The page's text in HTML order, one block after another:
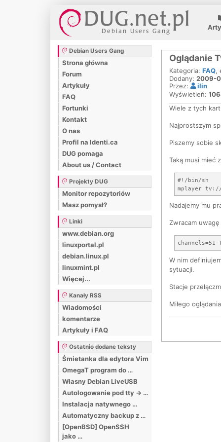
Debian Users Gang
Strona główna
Forum
Artykuły
FAQ
Fortunki
Kontakt
O nas
Profil na Identi.ca
DUG pomaga
About us / Contact
Projekty DUG
Monitor repozytoriów
Masz pomysł?
Linki
www.debian.org
linuxportal.pl
debian.linux.pl
linuxmint.pl
Więcej...
Kanały RSS
Wiadomości
komentarze
Artykuły i FAQ
Ostatnio dodane teksty
Śmietanka dla edytora Vim
OmegaT program do …
Własny Debian LiveUSB
Autologowanie pod tty -> …
Instalacja natywnego …
Automatyczny backup z …
[OpenBSD] OpenSSH
jako …
Oglądanie
Kategoria: FAQ,
Dodany: 2009-
Przez:
ilin
Wyświetleń:
Wiele z tych
Najprostszym
Piszemy sobie
Taką musi mieć
#!/bin/sh
Nadajemy mu
Zwracam
W nim
sytuacji.
Stacje
Miłego oglądania